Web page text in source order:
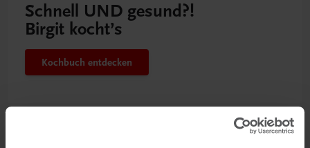
Schnell UND gesund?!
Birgit kocht’s
Kochbuch entdecken